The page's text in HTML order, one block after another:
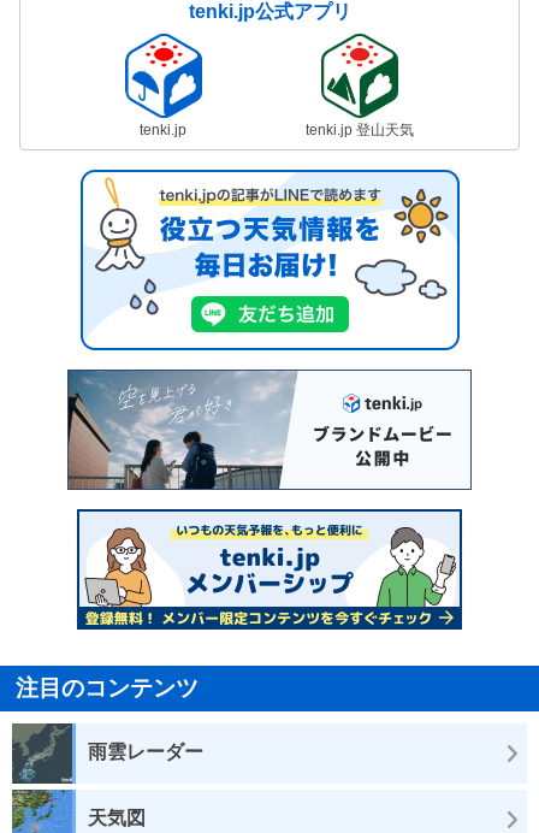
tenki.jp公式アプリ
tenki.jp tenki.jp 登山天気
注目のコンテンツ
雨雲レーダー
天気図